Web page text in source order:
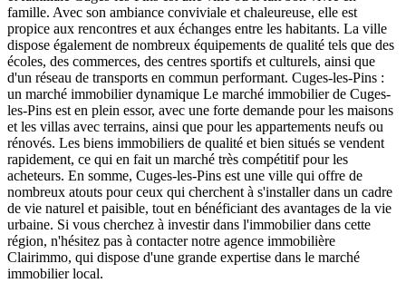
famille. Avec son ambiance conviviale et chaleureuse, elle est
propice aux rencontres et aux échanges entre les habitants. La ville
dispose également de nombreux équipements de qualité tels que des
écoles, des commerces, des centres sportifs et culturels, ainsi que
d'un réseau de transports en commun performant. Cuges-les-Pins :
un marché immobilier dynamique Le marché immobilier de Cuges-
les-Pins est en plein essor, avec une forte demande pour les maisons
et les villas avec terrains, ainsi que pour les appartements neufs ou
rénovés. Les biens immobiliers de qualité et bien situés se vendent
rapidement, ce qui en fait un marché très compétitif pour les
acheteurs. En somme, Cuges-les-Pins est une ville qui offre de
nombreux atouts pour ceux qui cherchent à s'installer dans un cadre
de vie naturel et paisible, tout en bénéficiant des avantages de la vie
urbaine. Si vous cherchez à investir dans l'immobilier dans cette
région, n'hésitez pas à contacter notre agence immobilière
Clairimmo, qui dispose d'une grande expertise dans le marché
immobilier local.